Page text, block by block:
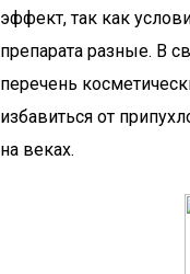
эффект, так как
препарата разные. В
перечень
избавиться от
на веках.